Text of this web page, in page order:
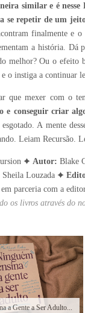
similar e é
a se repetir de um
finalmente e
a história. Dá
melhor? Ou o efeito
instiga a continuar
que mexer com o
conseguir criar
A mente
Leiam Recursão.
✦ Autor: Blake
Sheila Louzada ✦
parceria com a
os livros através do
a Gente a Ser Adulto...